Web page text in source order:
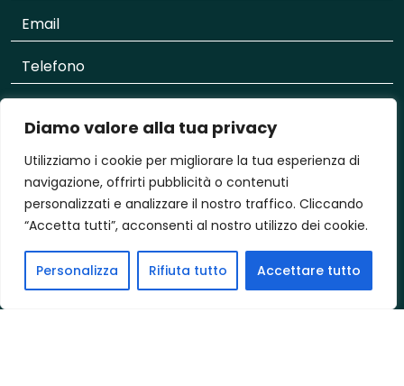
Diamo valore alla tua privacy
Utilizziamo i cookie per migliorare la tua esperienza di
navigazione, offrirti pubblicità o contenuti
personalizzati e analizzare il nostro traffico. Cliccando
“Accetta tutti”, acconsenti al nostro utilizzo dei cookie.
Personalizza Rifiuta tutto Accettare tutto
Motivo dell’acquisto
(Indica la finalità principale del tuo acquisto immobiliare:)
Uso abitativo
Investimento immobiliare
Dichiaro di aver preso visione dellaPrivacy Policy, di averne
compreso il contenuto e di acconsentire ad essere ricontattato al
solo fine di riscontrare la richiesta inviata.
Mi piacerebbe ricevere, anche con modalità automatizzate di